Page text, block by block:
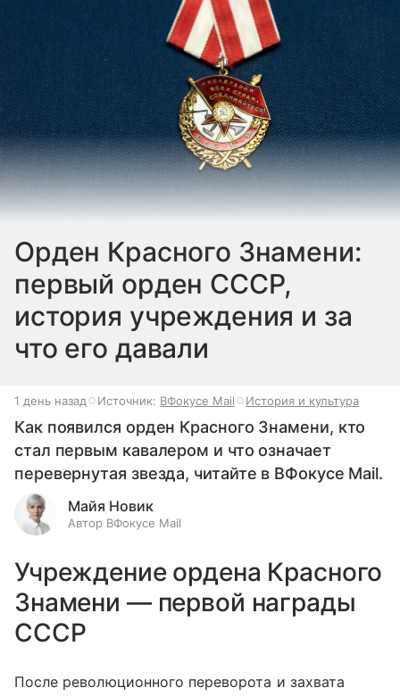
Орден Красного Знамени:
первый орден СССР,
история учреждения и за
что его давали
1 день назад Источник: ВФокусе Mail История и культура
Как появился орден Красного Знамени, кто
стал первым кавалером и что означает
перевернутая звезда, читайте в ВФокусе Mail.
Майя Новик
Автор ВФокусе Mail
Учреждение ордена Красного
Знамени — первой награды
СССР
После революционного переворота и захвата